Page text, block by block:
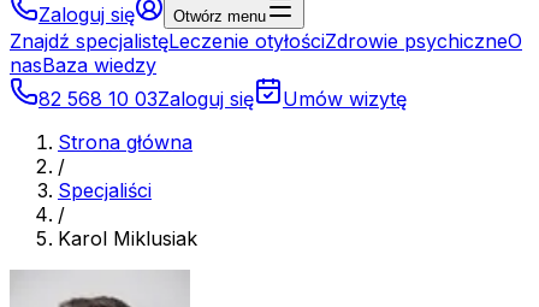
Zaloguj się Otwórz menu
Znajdź specjalistęLeczenie otyłościZdrowie psychiczneO
nasBaza wiedzy
82 568 10 03Zaloguj się
Umów wizytę
Strona główna
/
Specjaliści
/
Karol Miklusiak